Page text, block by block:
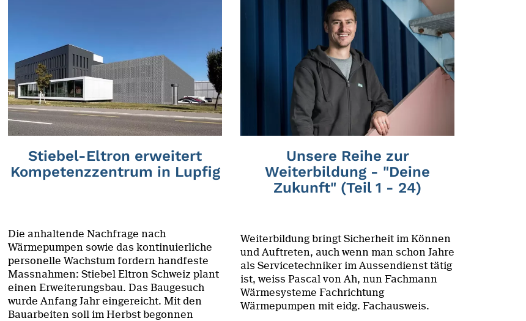
Stiebel-Eltron erweitert
Kompetenzzentrum in Lupfig
Die anhaltende Nachfrage nach
Wärmepumpen sowie das kontinuierliche
personelle Wachstum fordern handfeste
Massnahmen: Stiebel Eltron Schweiz plant
einen Erweiterungsbau. Das Baugesuch
wurde Anfang Jahr eingereicht. Mit den
Bauarbeiten soll im Herbst begonnen
Unsere Reihe zur
Weiterbildung - "Deine
Zukunft" (Teil 1 - 24)
Weiterbildung bringt Sicherheit im Können
und Auftreten, auch wenn man schon Jahre
als Servicetechniker im Aussendienst tätig
ist, weiss Pascal von Ah, nun Fachmann
Wärmesysteme Fachrichtung
Wärmepumpen mit eidg. Fachausweis.